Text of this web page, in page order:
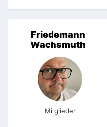
Friedemann
Wachsmuth
Mitglieder